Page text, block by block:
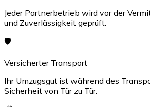
Jeder Partnerbetrieb wird vor der
und Zuverlässigkeit geprüft.
🛡️
Versicherter Transport
Ihr Umzugsgut ist während des
Sicherheit von Tür zu Tür.